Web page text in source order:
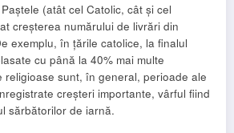
(atât cel Catolic, cât și cel
creșterea numărului de livrări din
exemplu, în țările catolice, la finalul
cu până la 40% mai multe
religioase sunt, în general, perioade ale
creșteri importante, vârful fiind
sărbătorilor de iarnă.